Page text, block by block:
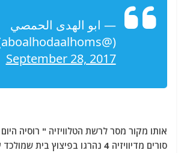
— ابو الهدى الحمصي
(@aboalhodaalhoms)
September 28, 2017
סורים מדיוויזיה 4 נהרגו בפיצוץ בית